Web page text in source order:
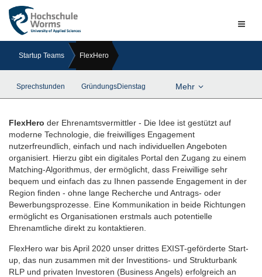
Startup Teams FlexHero
Sprechstunden GründungsDienstag Mehr
FlexHero der Ehrenamtsvermittler - Die Idee ist gestützt auf
moderne Technologie, die freiwilliges Engagement
nutzerfreundlich, einfach und nach individuellen Angeboten
organisiert. Hierzu gibt ein digitales Portal den Zugang zu einem
Matching-Algorithmus, der ermöglicht, dass Freiwillige sehr
bequem und einfach das zu Ihnen passende Engagement in der
Region finden - ohne lange Recherche und Antrags- oder
Bewerbungsprozesse. Eine Kommunikation in beide Richtungen
ermöglicht es Organisationen erstmals auch potentielle
Ehrenamtliche direkt zu kontaktieren.
FlexHero war bis April 2020 unser drittes EXIST-geförderte Start-
up, das nun zusammen mit der Investitions- und Strukturbank
RLP und privaten Investoren (Business Angels) erfolgreich an